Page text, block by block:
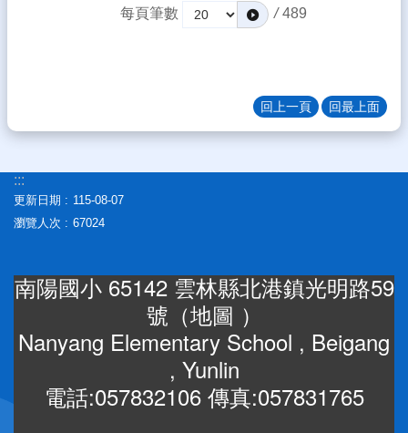
每頁筆數 / 489
回上一頁 回最上面
:::
更新日期
115-08-07
瀏覽人次
67024
南陽國小 65142 雲林縣北港鎮光明路59
號（地圖 ）
Nanyang Elementary School , Beigang
, Yunlin
電話:057832106 傳真:057831765